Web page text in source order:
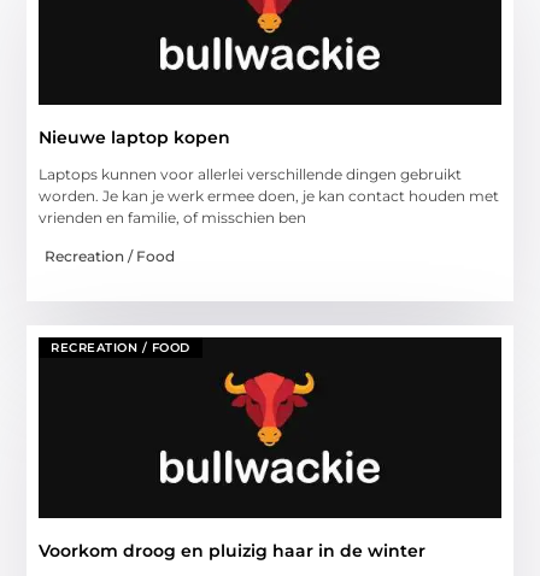
Nieuwe laptop kopen
Laptops kunnen voor allerlei verschillende dingen gebruikt
worden. Je kan je werk ermee doen, je kan contact houden met
vrienden en familie, of misschien ben
Recreation / Food
RECREATION / FOOD
Voorkom droog en pluizig haar in de winter